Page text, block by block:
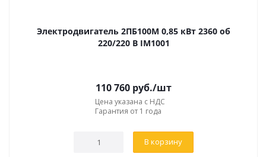
Электродвигатель 2ПБ100М 0,85 кВт 2360 об
220/220 В IM1001
110 760 руб./шт
Цена указана с НДС
Гарантия от 1 года
В корзину